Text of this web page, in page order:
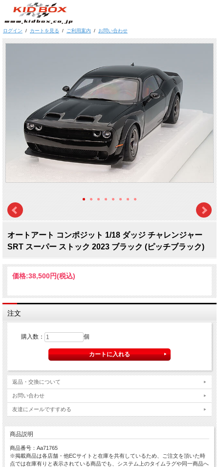
ログイン / カートを見る / ご利用案内 / お問い合わせ
オートアート コンポジット 1/18 ダッジ チャレンジャー
SRT スーパー ストック 2023 ブラック (ピッチブラック)
価格:38,500円(税込)
注文
購入数： 個
返品・交換について
お問い合わせ
友達にメールですすめる
商品説明
商品番号：Aa71765
※掲載商品は各店舗・他ECサイトと在庫を共有しているため、ご注文を頂いた時
点では在庫有りと表示されている商品でも、システム上のタイムラグや同一商品へ